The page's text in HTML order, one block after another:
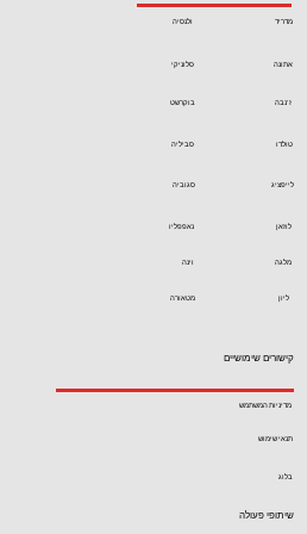
קישורים שימושיים
תנאי שימוש
מדיניות המשתמש
בלוג
שיתופי פעולה
סביליה
ולנסיה מדריד
סלוניקי אתונה
טולדו
בוקרשט
נאפפליו
ז'נבה
לוזאן
סגוביה
מלגה
לייפציג
מטאורה
וינה
ליון